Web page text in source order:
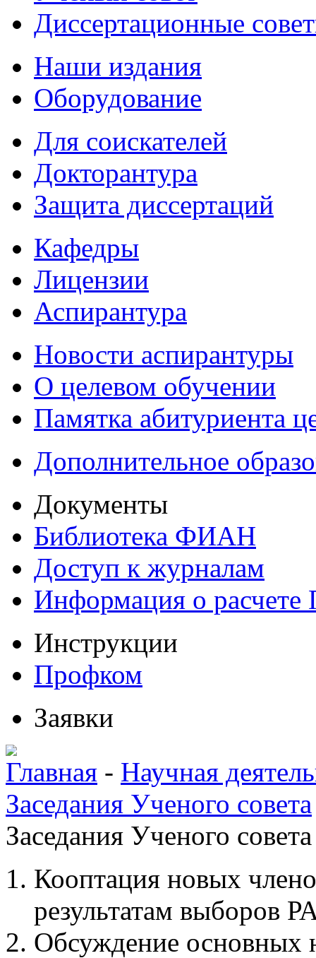
Диссертационные
Наши издания
Оборудование
Для соискателей
Докторантура
Защита диссертаций
Кафедры
Лицензии
Аспирантура
Новости аспирантуры
О целевом обучении
Памятка абитуриента
Дополнительное
Документы
Библиотека ФИАН
Доступ к журналам
Информация о
Инструкции
Профком
Заявки
Главная - Научная
Заседания Ученого совета
Заседания Ученого
Кооптация новых
результатам выборов
Обсуждение основных